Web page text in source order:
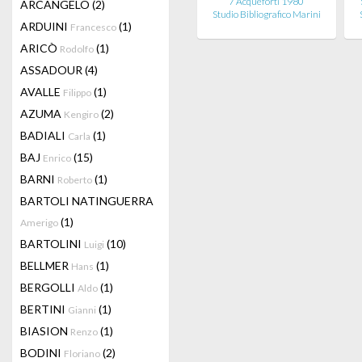
ARCANGELO (2)
ARDUINI Francesco (1)
ARICÒ Rodolfo (1)
ASSADOUR (4)
AVALLE Filippo (1)
AZUMA Kengiro (2)
BADIALI Carla (1)
BAJ Enrico (15)
BARNI Roberto (1)
BARTOLI NATINGUERRA
Amerigo (1)
BARTOLINI Luigi (10)
BELLMER Hans (1)
BERGOLLI Aldo (1)
BERTINI Gianni (1)
BIASION Renzo (1)
BODINI Floriano (2)
Studio Bibliografico Marini